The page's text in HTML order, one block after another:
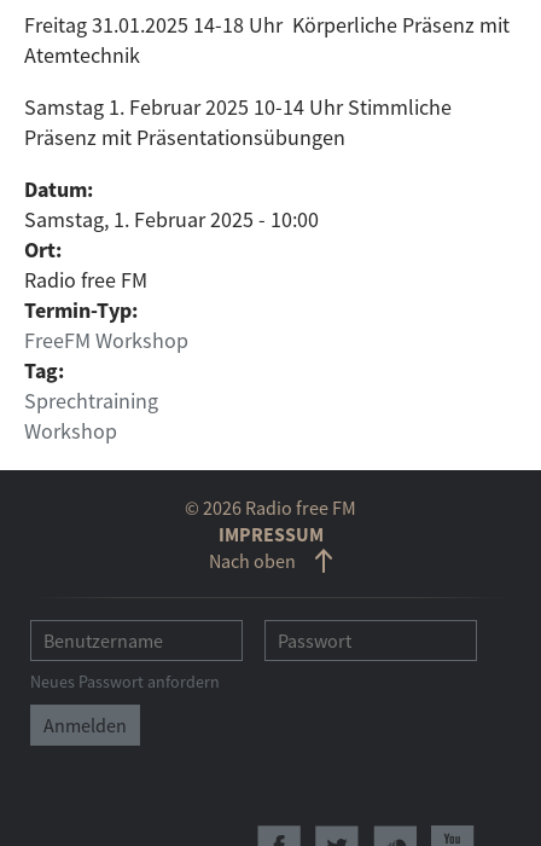
Freitag 31.01.2025 14-18 Uhr Körperliche Präsenz mit
Atemtechnik
Samstag 1. Februar 2025 10-14 Uhr Stimmliche
Präsenz mit Präsentationsübungen
Datum:
Samstag, 1. Februar 2025 - 10:00
Ort:
Radio free FM
Termin-Typ:
FreeFM Workshop
Tag:
Sprechtraining
Workshop
© 2026 Radio free FM
IMPRESSUM
Nach oben
Neues Passwort anfordern